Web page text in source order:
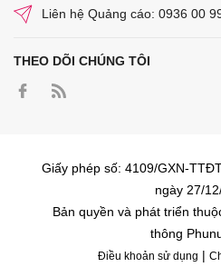
Liên hệ Quảng cáo: 0936 00
THEO DÕI CHÚNG TÔI
Giấy phép số: 4109/GXN-
ngày 27/
Bản quyền và phát triển
thông
Điều khoản sử dụng |